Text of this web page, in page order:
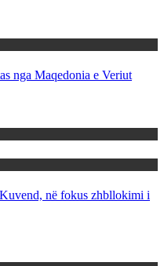
nga Maqedonia e Veriut
në fokus zhbllokimi i